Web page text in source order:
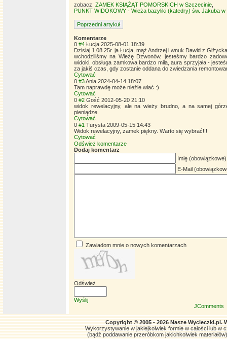
zobacz: ZAMEK KSIĄŻĄT POMORSKICH w Szczecinie
PUNKT WIDOKOWY - Wieża bazyliki (katedry) św. Jakuba
Poprzedni artykuł
Komentarze
0 #4 Łucja 2025-08-01 18:39
Dzisiaj 1.08.25r. ja Łucja, mąż Andrzej i wnuk Dawid z
wchodziliśmy na Wieżę Dzwonów, jesteśmy bardzo
widoki, obsługa zamkowa bardzo miła, aura sprzyjała -
za jakiś czas, gdy zostanie oddana do zwiedzania
Cytować
0 #3Ania 2024-04-14 18:07
Tam naprawdę może nieźle wiać :)
Cytować
0 #2 Gość 2012-05-20 21:10
widok rewelacyjny, ale na wieży brudno, a na samej
pieniądze.
Cytować
0 #1 Turysta 2009-05-15 14:43
Widok rewelacyjny, zamek piękny. Warto się wybrać!!!
Cytować
Odśwież komentarze
Dodaj komentarz
Imię (obowiązkowe)
E-Mail
Zawiadom mnie o nowych komentarzach
Odśwież
Wyślij
JComments
Copyright © 2005 - 2026 Nasze Wycieczki.pl.
Wykorzystywanie w jakiejkolwiek formie w całości lub w
(bądź poddawanie przeróbkom jakichkolwiek